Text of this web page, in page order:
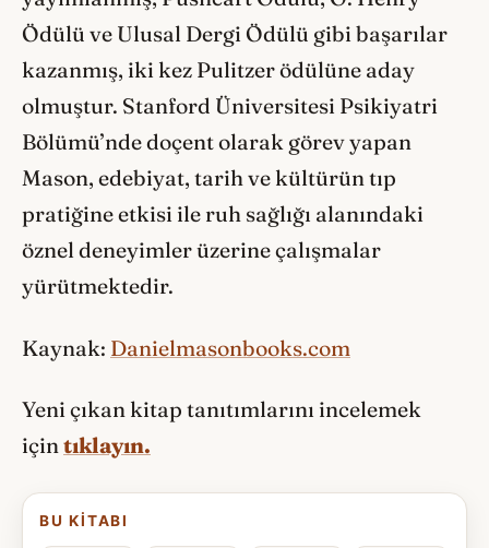
Ödülü ve Ulusal Dergi Ödülü gibi başarılar
kazanmış, iki kez Pulitzer ödülüne aday
olmuştur. Stanford Üniversitesi Psikiyatri
Bölümü’nde doçent olarak görev yapan
Mason, edebiyat, tarih ve kültürün tıp
pratiğine etkisi ile ruh sağlığı alanındaki
öznel deneyimler üzerine çalışmalar
yürütmektedir.
Kaynak: Danielmasonbooks.com
Yeni çıkan kitap tanıtımlarını incelemek
içintıklayın.
BU KITABI